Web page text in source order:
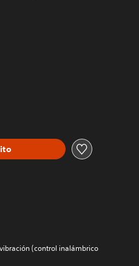
(control inalámbrico